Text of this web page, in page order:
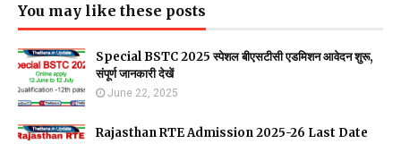
You may like these posts
Special BSTC 2025 स्पेशल बीएसटीसी एडमिशन आवेदन शुरू,
संपूर्ण जानकारी देखें
June 22, 2025
Rajasthan RTE Admission 2025-26 Last Date